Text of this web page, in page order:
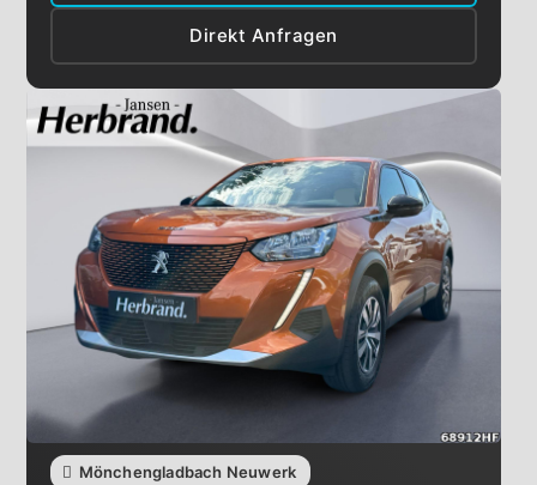
Direkt Anfragen
Mönchengladbach Neuwerk